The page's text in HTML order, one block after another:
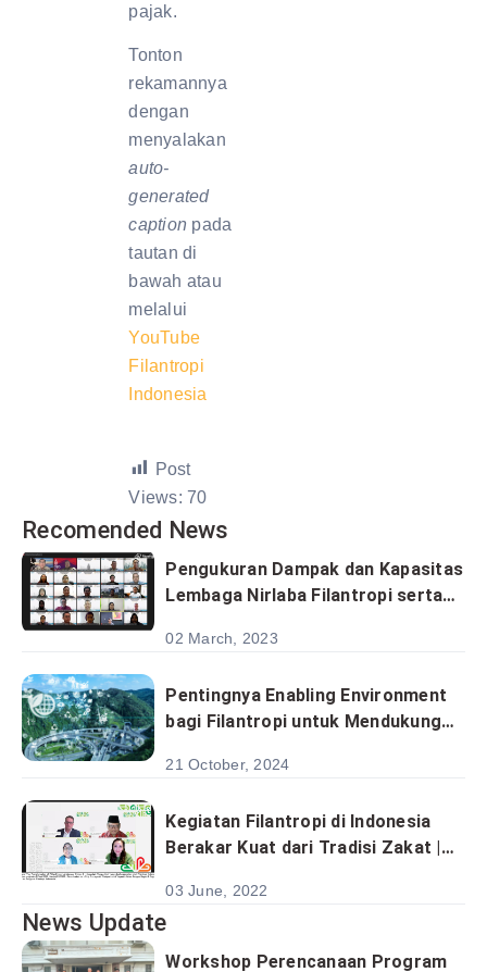
pajak.
Tonton
rekamannya
dengan
menyalakan
auto-
generated
caption pada
tautan di
bawah atau
melalui
YouTube
Filantropi
Indonesia
Post
Views: 70
Recomended News
Pengukuran Dampak dan Kapasitas
Lembaga Nirlaba Filantropi serta
02 March, 2023
Pentingnya Enabling Environment
bagi Filantropi untuk Mendukung
21 October, 2024
Kegiatan Filantropi di Indonesia
Berakar Kuat dari Tradisi Zakat |
03 June, 2022
News Update
Workshop Perencanaan Program